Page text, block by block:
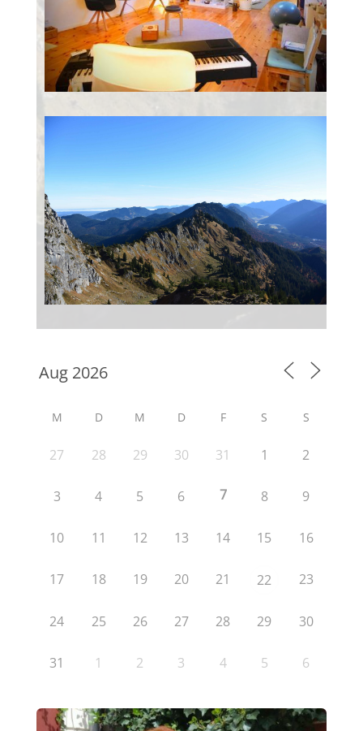
M D M D F S S
27 28 29 30 31 1 2
3 4 5 6 7 8 9
10 11 12 13 14 15 16
17 18 19 20 21 22 23
24 25 26 27 28 29 30
31 1 2 3 4 5 6